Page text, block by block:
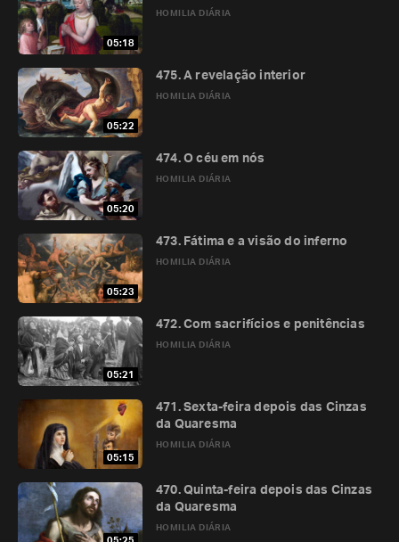
05:18
HOMILIA DIÁRIA
05:22
HOMILIA DIÁRIA
475. A revelação interior
05:20
HOMILIA DIÁRIA
474. O céu em nós
05:23
HOMILIA DIÁRIA
473. Fátima e a visão do inferno
05:21
HOMILIA DIÁRIA
472. Com sacrifícios e penitências
05:15
HOMILIA DIÁRIA
471. Sexta-feira depois das Cinzas
da Quaresma
HOMILIA DIÁRIA
470. Quinta-feira depois das Cinzas
da Quaresma